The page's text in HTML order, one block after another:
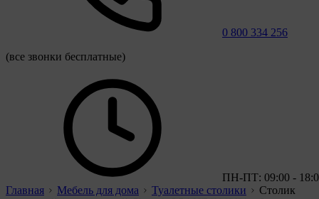
0 800 334 256
(все звонки бесплатные)
ПН-ПТ: 09:00 -
Главная
Мебель для дома Туалетные столики
Столик